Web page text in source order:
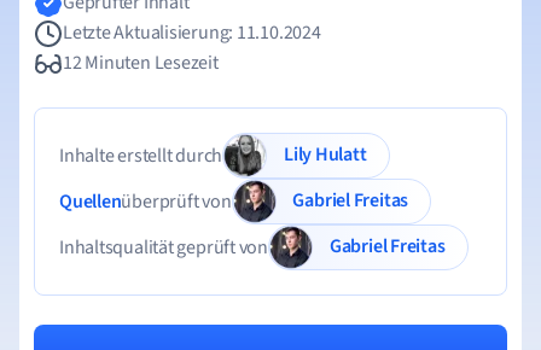
Letzte Aktualisierung: 11.10.2024
12 Minuten Lesezeit
Inhalte erstellt durch
Lily Hulatt
Quellenüberprüft von
Gabriel Freitas
Inhaltsqualität geprüft von
Gabriel Freitas